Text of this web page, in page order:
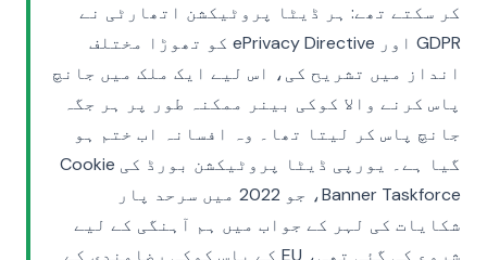
کر سکتے تھے: ہر ڈیٹا پروٹیکشن اتھارٹی نے
GDPR اور ePrivacy Directive کو تھوڑا مختلف
انداز میں تشریح کی، اس لیے ایک ملک میں جانچ
پاس کرنے والا کوکی بینر ممکنہ طور پر ہر جگہ
جانچ پاس کر لیتا تھا۔ وہ افسانہ اب ختم ہو
گیا ہے۔ یورپی ڈیٹا پروٹیکشن بورڈ کی Cookie
Banner Taskforce، جو 2022 میں سرحد پار
شکایات کی لہر کے جواب میں ہم آہنگی کے لیے
شروع کی گئی تھی، EU کے پاس کوکی رضامندی کے